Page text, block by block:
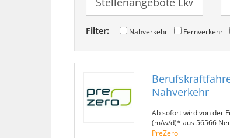
Filter: Nahverkehr Fernverkehr
Nahverkehr
Ab sofort wird von der
(m/w/d)* aus 56566
PreZero